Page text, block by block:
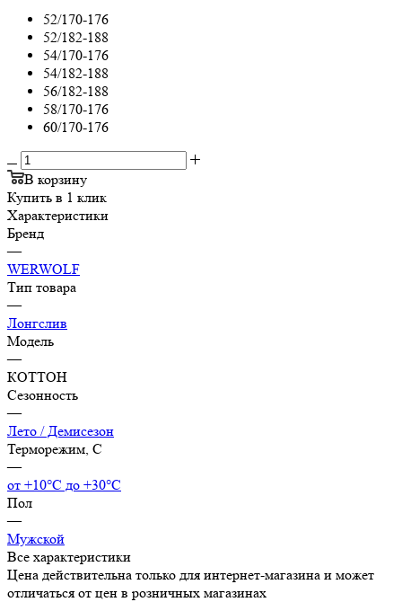
52/170-176
52/182-188
54/170-176
54/182-188
56/182-188
58/170-176
60/170-176
В корзину
Купить в 1 клик
Характеристики
Бренд
—
WERWOLF
Тип товара
—
Лонгслив
Модель
—
КОТТОН
Сезонность
—
Лето / Демисезон
Терморежим, C
—
от +10°С до +30°С
Пол
—
Мужской
Все характеристики
Цена действительна только для интернет-магазина и может
отличаться от цен в розничных магазинах